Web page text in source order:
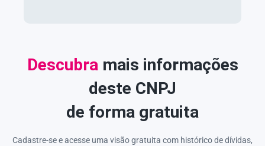
Descubra mais informações
deste CNPJ
de forma gratuita
Cadastre-se e acesse uma visão gratuita com histórico de dívidas,